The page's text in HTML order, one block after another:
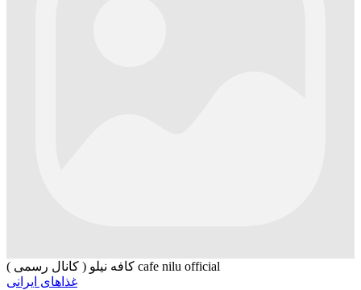
کافه نیلو ( کانال رسمی ) cafe nilu official
غذاهای ایرانی